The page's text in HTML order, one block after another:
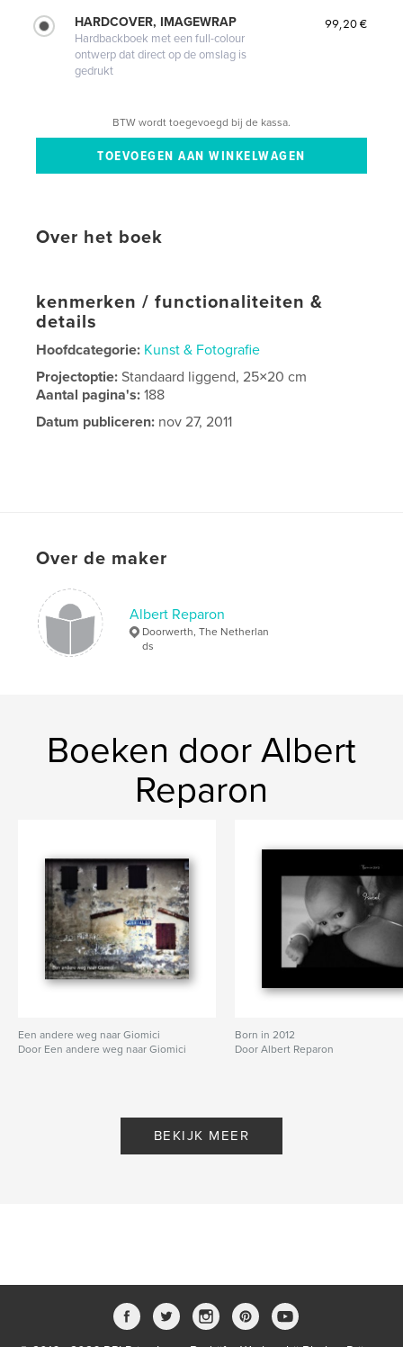
HARDCOVER, IMAGEWRAP
Hardbackboek met een full-colour
ontwerp dat direct op de omslag is
gedrukt
99,20 €
BTW wordt toegevoegd bij de kassa.
Over het boek
kenmerken / functionaliteiten &
details
Hoofdcategorie: Kunst & Fotografie
Projectoptie:Standaard liggend, 25×20 cm
Aantal pagina's:188
Datum publiceren: nov 27, 2011
Over de maker
Albert Reparon
Doorwerth, The Netherlan
ds
Boeken door Albert
Reparon
Een andere weg naar Giomici
Door Een andere weg naar Giomici
Born in 2012
Door Albert Reparon
BEKIJK MEER